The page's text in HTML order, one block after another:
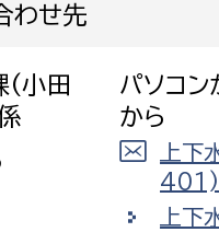
議会局
議会総務課
わせ先
(小田
パソコ
から
上下
401)
上下